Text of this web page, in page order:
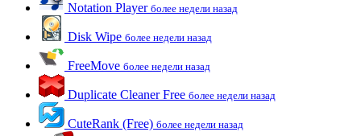
Notation Player более недели назад
Disk Wipe более недели назад
FreeMove более недели назад
Duplicate Cleaner Free более недели назад
CuteRank (Free) более недели назад